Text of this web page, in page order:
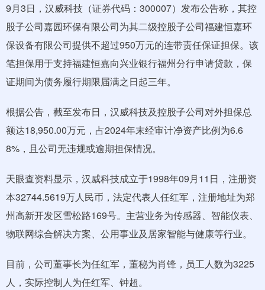
9月3日，汉威科技（证券代码：300007）发布公告称，其控
股子公司嘉园环保有限公司为其二级控股子公司福建恒嘉环
保设备有限公司提供不超过950万元的连带责任保证担保。该
笔担保用于支持福建恒嘉向兴业银行福州分行申请贷款，保
证期间为债务履行期限届满之日起三年。
根据公告，截至发布日，汉威科技及控股子公司对外担保总
额达18,950.00万元，占2024年末经审计净资产比例为6.6
8%，且公司无违规或逾期担保情况。
天眼查资料显示，汉威科技成立于1998年09月11日，注册资
本32744.5619万人民币，法定代表人任红军，注册地址为郑
州高新开发区雪松路169号。主营业务为传感器、智能仪表、
物联网综合解决方案、公用事业及居家智能与健康等行业。
目前，公司董事长为任红军，董秘为肖锋，员工人数为3225
人，实际控制人为任红军、钟超。